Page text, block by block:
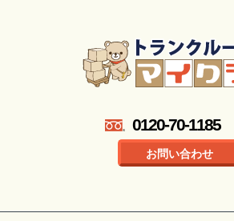
0120-70-1185
お問い合わせ